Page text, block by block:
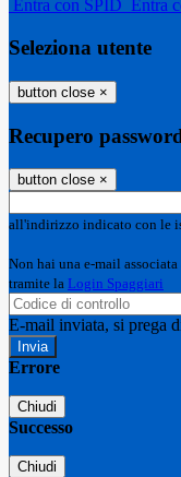
Entra con SPID Entra
Seleziona utente
button close ×
Recupero
button close ×
all'indirizzo indicato con le
Non hai una e-mail
tramite la Login Spaggiari
E-mail inviata, si prega
Errore
Chiudi
Successo
Chiudi